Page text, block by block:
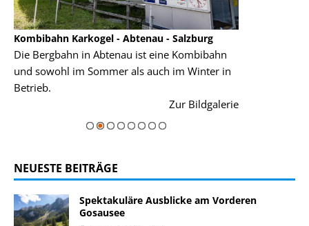
Kombibahn Karkogel - Abtenau - Salzburg
Die Bergbahn in Abtenau ist eine Kombibahn
und sowohl im Sommer als auch im Winter in
Betrieb.
Zur Bildgalerie
NEUESTE BEITRÄGE
Spektakuläre Ausblicke am Vorderen
Gosausee